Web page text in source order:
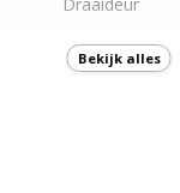
Links en Rechts
Bekijk alles